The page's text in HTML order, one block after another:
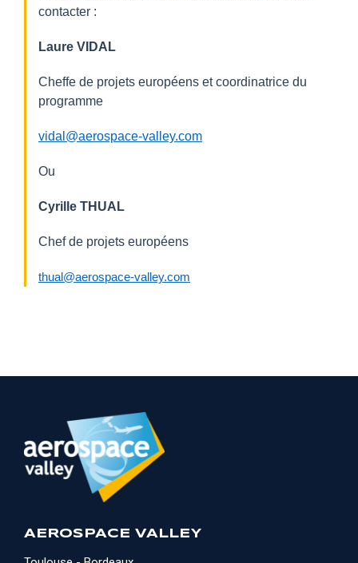
contacter :
Laure VIDAL
Cheffe de projets européens et coordinatrice du
programme
vidal@aerospace-valley.com
Ou
Cyrille THUAL
Chef de projets européens
thual@aerospace-valley.com
AEROSPACE VALLEY